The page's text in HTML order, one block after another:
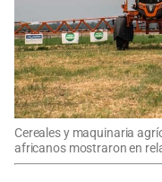
Cereales y maquinaria
africanos mostraron en